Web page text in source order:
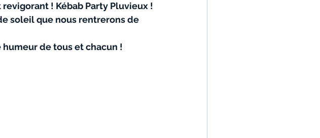
! Kébab Party Pluvieux !
soleil que nous rentrerons de
de tous et chacun !